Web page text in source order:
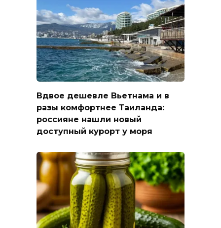
Вдвое дешевле Вьетнама и в
разы комфортнее Таиланда:
россияне нашли новый
доступный курорт у моря